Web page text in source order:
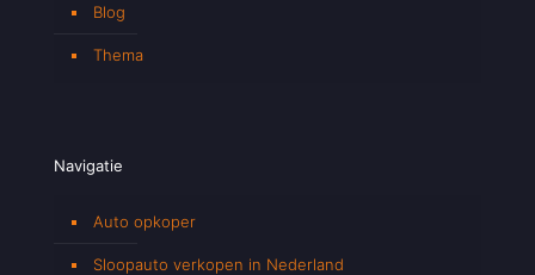
Blog
Thema
Navigatie
Auto opkoper
Sloopauto verkopen in Nederland